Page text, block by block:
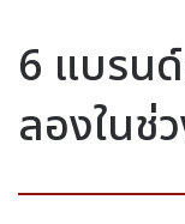
6 แบรน
ลองในช่